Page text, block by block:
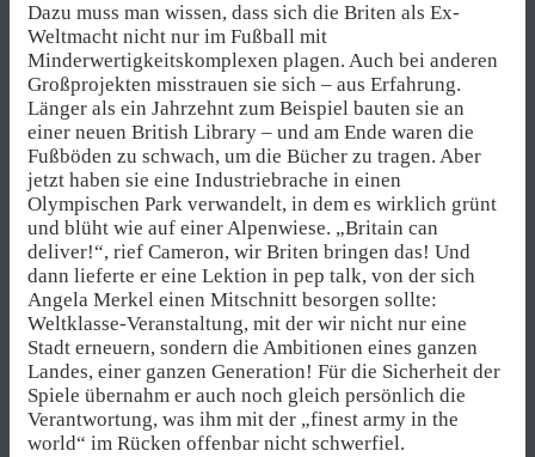
Dazu muss man wissen, dass sich die Briten als Ex-
Weltmacht nicht nur im Fußball mit
Minderwertigkeitskomplexen plagen. Auch bei anderen
Großprojekten misstrauen sie sich – aus Erfahrung.
Länger als ein Jahrzehnt zum Beispiel bauten sie an
einer neuen British Library – und am Ende waren die
Fußböden zu schwach, um die Bücher zu tragen. Aber
jetzt haben sie eine Industriebrache in einen
Olympischen Park verwandelt, in dem es wirklich grünt
und blüht wie auf einer Alpenwiese. „Britain can
deliver!“, rief Cameron, wir Briten bringen das! Und
dann lieferte er eine Lektion in pep talk, von der sich
Angela Merkel einen Mitschnitt besorgen sollte:
Weltklasse-Veranstaltung, mit der wir nicht nur eine
Stadt erneuern, sondern die Ambitionen eines ganzen
Landes, einer ganzen Generation! Für die Sicherheit der
Spiele übernahm er auch noch gleich persönlich die
Verantwortung, was ihm mit der „finest army in the
world“ im Rücken offenbar nicht schwerfiel.